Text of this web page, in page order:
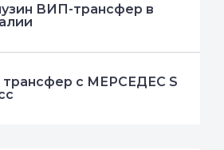
ВИП-трансфер в
трансфер с МЕРСЕДЕС S